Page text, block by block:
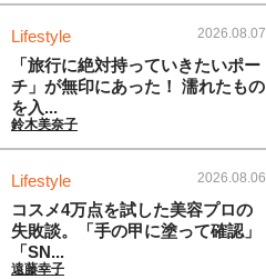
Lifestyle 2026.08.07
「旅行に絶対持っていきたいポー
チ」が無印にあった！ 濡れたもの
を入...
鈴木美奈子
Lifestyle 2026.08.06
コスメ4万点を試した美容プロの
失敗談。「手の甲に塗って確認」
「SN...
遠藤幸子